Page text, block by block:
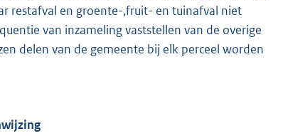
restafval en groente-,fruit- en tuinafval niet
van inzameling vaststellen van de overige
delen van de gemeente bij elk perceel worden